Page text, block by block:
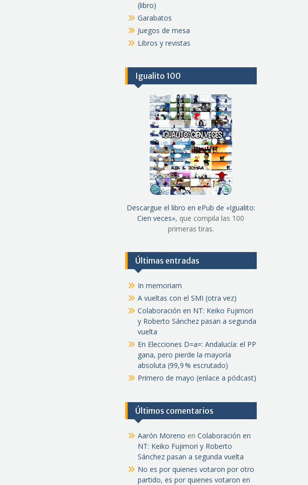
(libro)
Garabatos
Juegos de mesa
Libros y revistas
Igualito 100
Descargue el libro en ePub de «Igualito:
Cien veces», que compila las 100
primeras tiras.
Últimas entradas
In memoriam
A vueltas con el SMI (otra vez)
Colaboración en NT: Keiko Fujimori
y Roberto Sánchez pasan a segunda
vuelta
En Elecciones D=a=: Andalucía: el PP
gana, pero pierde la mayoría
absoluta (99,9 % escrutado)
Primero de mayo (enlace a pódcast)
Últimos comentarios
Aarón Moreno en Colaboración en
NT: Keiko Fujimori y Roberto
Sánchez pasan a segunda vuelta
No es por quienes votaron por otro
partido, es por quienes votaron en